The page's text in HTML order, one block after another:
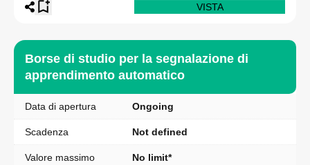
VISTA
Borse di studio per la segnalazione di
apprendimento automatico
Data di apertura Ongoing
Scadenza Not defined
Valore massimo No limit*